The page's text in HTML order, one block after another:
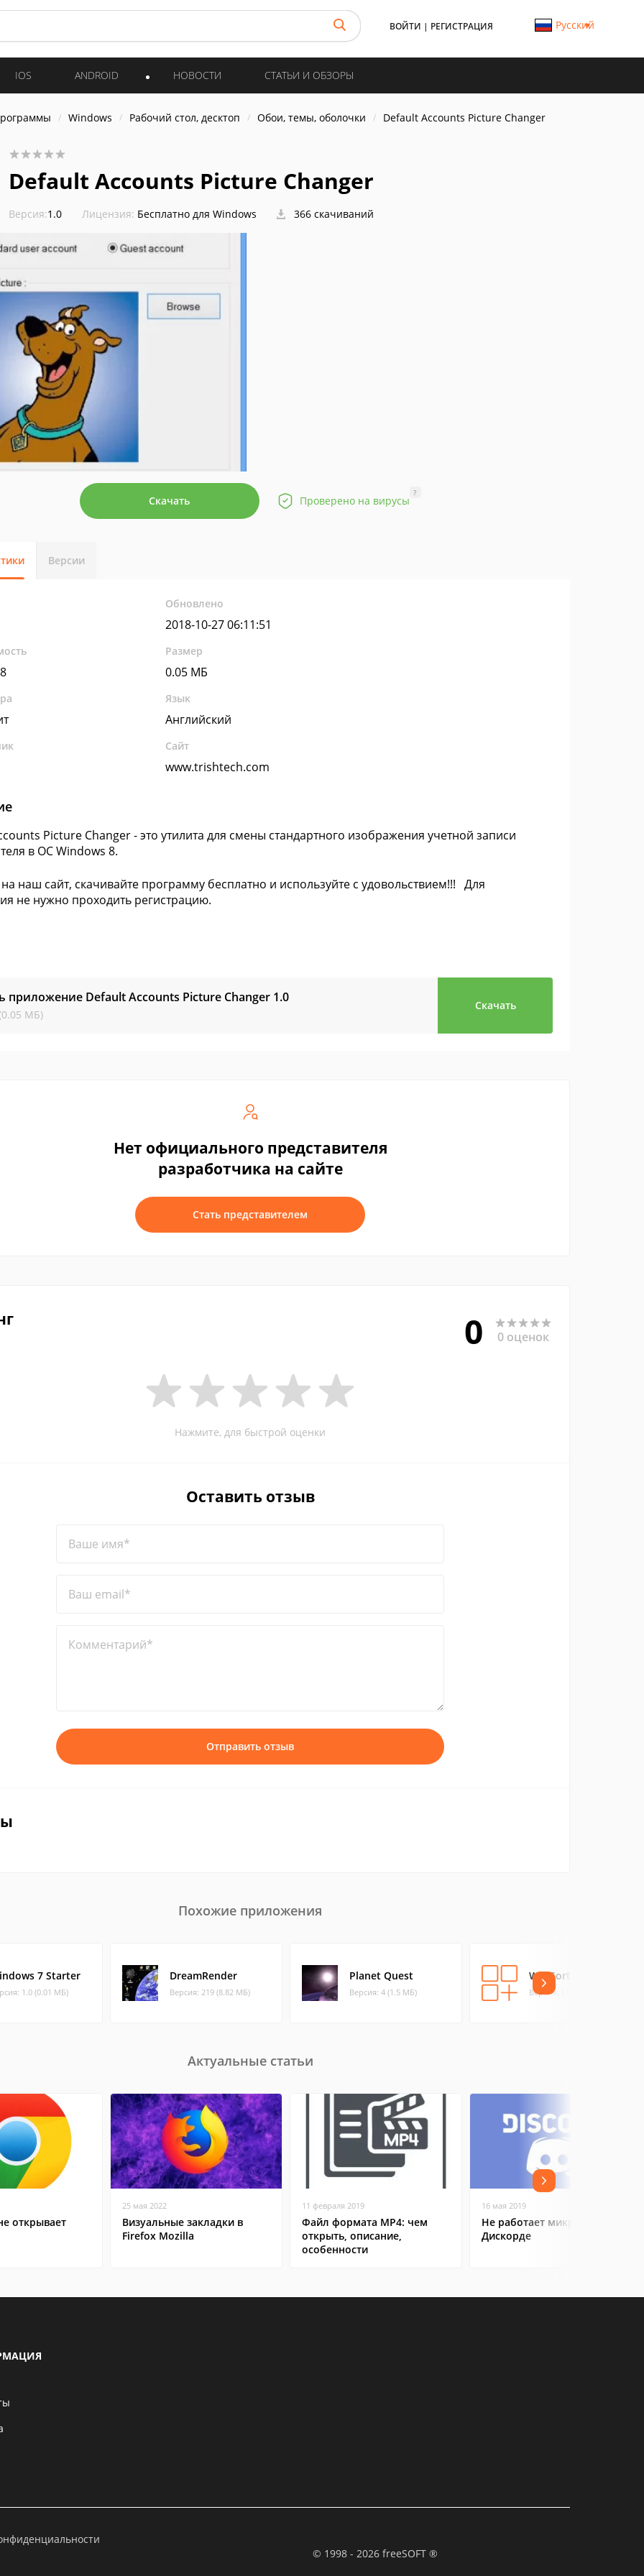
ВОЙТИ | РЕГИСТРАЦИЯ Русский
IOS ANDROID НОВОСТИ СТАТЬИ И ОБЗОРЫ
Windows Рабочий стол, десктоп Обои, темы, оболочки Default Accounts Picture Changer
Default Accounts Picture Changer
Версия:1.0 Лицензия: Бесплатно для Windows 366 скачиваний
Скачать Проверено на вирусы
?
Версии
Обновлено
2018-10-27 06:11:51
Размер
0.05 МБ
Язык
Английский
Сайт
www.trishtech.com
Picture Changer - это утилита для смены стандартного изображения учетной записи
в ОС Windows 8.
наш сайт, скачивайте программу бесплатно и используйте с удовольствием!!! Для
не нужно проходить регистрацию.
приложение Default Accounts Picture Changer 1.0
МБ)
Скачать
Нет официального представителя
разработчика на сайте
Стать представителем
0 0 оценок
Нажмите, для быстрой оценки
Оставить отзыв
Ваше имя*
Ваш email*
Комментарий*
Отправить отзыв
Похожие приложения
7 Starter
1.0 (0.01 МБ)
DreamRender
Версия: 219 (8.82 МБ)
Planet Quest
Версия: 4 (1.5 МБ)
WallSort
Версия: 1.01 (0.06 МБ)
Актуальные статьи
открывает
25 мая 2022
Визуальные закладки в
Firefox Mozilla
11 февраля 2019
Файл формата MP4: чем
открыть, описание,
особенности
16 мая 2019
Не работает микрофон в
Дискорде
© 1998 - 2026 freeSOFT ®